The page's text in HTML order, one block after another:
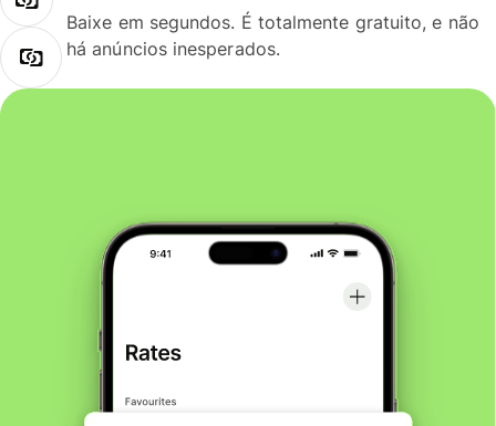
Baixe em segundos. É totalmente gratuito, e não
há anúncios inesperados.